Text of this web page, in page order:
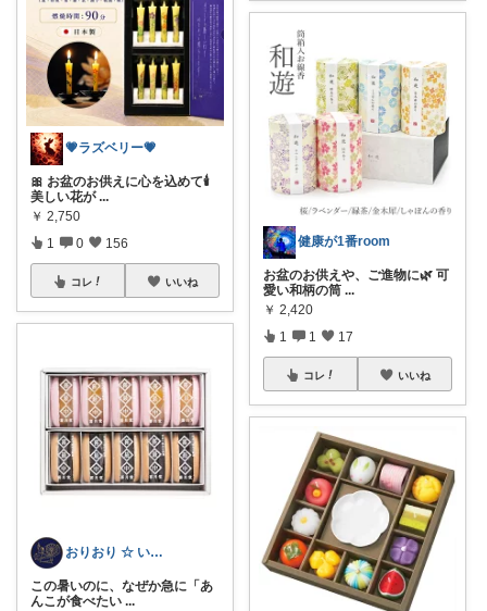
💗ラズベリー💗
🎀 お盆のお供えに心を込めて🕯️
美しい花が ...
￥ 2,750
1 0 156
コレ いいね
おりおり ☆ いいね上限🙏
この暑いのに、なぜか急に「あ
んこが食べたい ...
健康が1番room
お盆のお供えや、ご進物に🌿 可
愛い和柄の筒 ...
￥ 2,420
1 1 17
コレ いいね